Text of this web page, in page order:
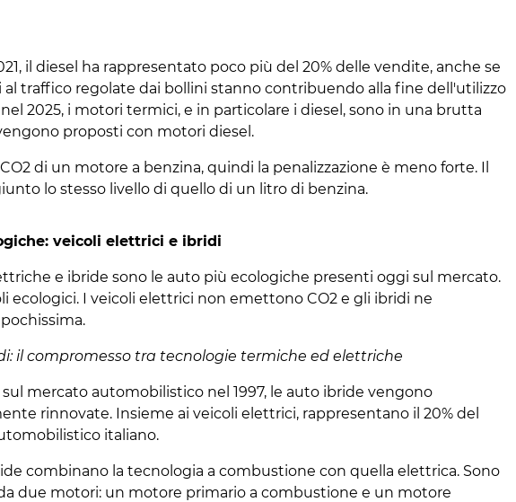
il diesel ha rappresentato poco più del 20% delle vendite, anche se
al traffico regolate dai bollini stanno contribuendo alla fine dell'utilizzo
2025, i motori termici, e in particolare i diesel, sono in una brutta
proposti con motori diesel.
di un motore a benzina, quindi la penalizzazione è meno forte. Il
lo stesso livello di quello di un litro di benzina.
veicoli elettrici e ibridi
e ibride sono le auto più ecologiche presenti oggi sul mercato.
ecologici. I veicoli elettrici non emettono CO2 e gli ibridi ne
il compromesso tra tecnologie termiche ed elettriche
mercato automobilistico nel 1997, le auto ibride vengono
rinnovate. Insieme ai veicoli elettrici, rappresentano il 20% del
italiano.
combinano la tecnologia a combustione con quella elettrica. Sono
due motori: un motore primario a combustione e un motore